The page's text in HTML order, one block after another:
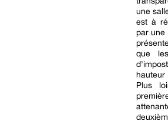
une
est à
par une
que
Plus